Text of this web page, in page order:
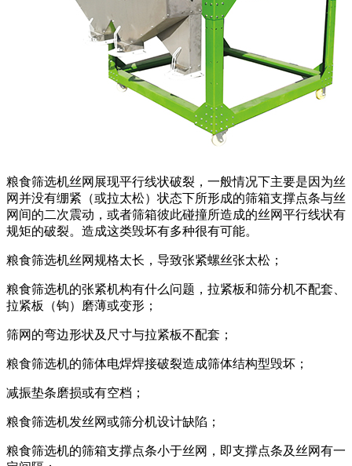
粮食筛选机丝网展现平行线状破裂，一般情况下主要是因为丝
网并没有绷紧（或拉太松）状态下所形成的筛箱支撑点条与丝
网间的二次震动，或者筛箱彼此碰撞所造成的丝网平行线状有
规矩的破裂。造成这类毁坏有多种很有可能。
粮食筛选机丝网规格太长，导致张紧螺丝张太松；
粮食筛选机的张紧机构有什么问题，拉紧板和筛分机不配套、
拉紧板（钩）磨薄或变形；
筛网的弯边形状及尺寸与拉紧板不配套；
粮食筛选机的筛体电焊焊接破裂造成筛体结构型毁坏；
减振垫条磨损或有空档；
粮食筛选机发丝网或筛分机设计缺陷；
粮食筛选机的筛箱支撑点条小于丝网，即支撑点条及丝网有一